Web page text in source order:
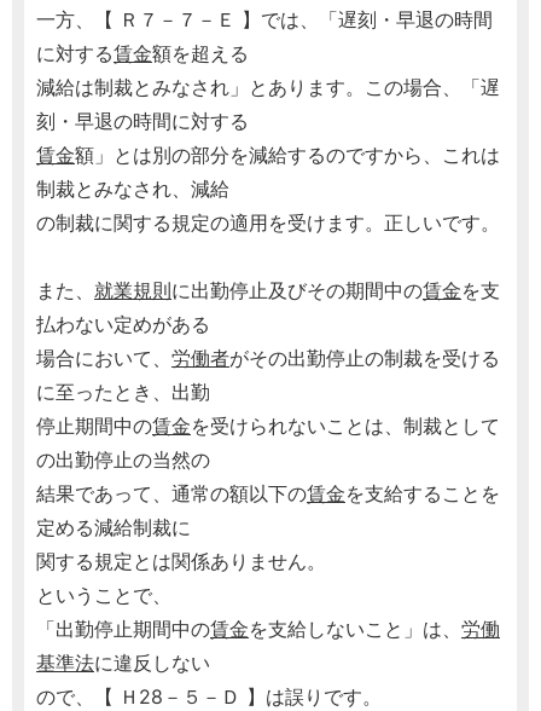
一方、【 Ｒ７－７－Ｅ 】では、「遅刻・早退の時間
に対する賃金額を超える
減給は制裁とみなされ」とあります。この場合、「遅
刻・早退の時間に対する
賃金額」とは別の部分を減給するのですから、これは
制裁とみなされ、減給
の制裁に関する規定の適用を受けます。正しいです。
また、 就業規則に出勤停止及びその期間中の賃金を支
払わない定めがある
場合において、 労働者がその出勤停止の制裁を受ける
に至ったとき、出勤
停止期間中の賃金を受けられないことは、制裁として
の出勤停止の当然の
結果であって、通常の額以下の賃金を支給することを
定める減給制裁に
関する規定とは関係ありません。
ということで、
「出勤停止期間中の賃金を支給しないこと」は、 労働
基準法に違反しない
ので、【 Ｈ28－５－Ｄ 】は誤りです。